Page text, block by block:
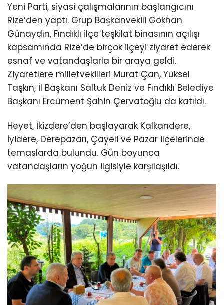
Yeni Parti, siyasi çalışmalarının başlangıcını
Rize’den yaptı. Grup Başkanvekili Gökhan
Günaydın, Fındıklı ilçe teşkilat binasının açılışı
kapsamında Rize’de birçok ilçeyi ziyaret ederek
esnaf ve vatandaşlarla bir araya geldi.
Ziyaretlere milletvekilleri Murat Çan, Yüksel
Taşkın, İl Başkanı Saltuk Deniz ve Fındıklı Belediye
Başkanı Ercüment Şahin Çervatoğlu da katıldı.
Heyet, İkizdere’den başlayarak Kalkandere,
İyidere, Derepazarı, Çayeli ve Pazar ilçelerinde
temaslarda bulundu. Gün boyunca
vatandaşların yoğun ilgisiyle karşılaşıldı.